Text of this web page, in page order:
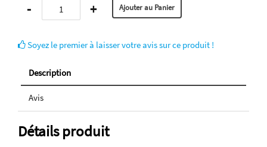
- +
Soyez le premier à laisser votre avis sur ce produit !
Description
Avis
Détails produit